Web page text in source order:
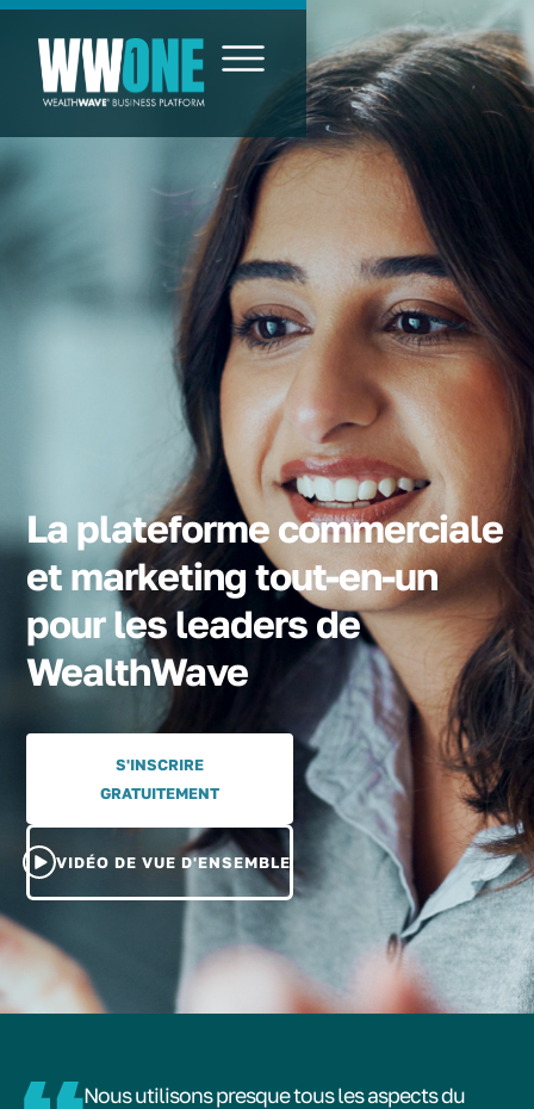
La plateforme commerciale
et marketing tout-en-un
pour les leaders de
WealthWave
S'INSCRIRE
GRATUITEMENT
VIDÉO DE VUE D'ENSEMBLE
Nous utilisons presque tous les aspects du